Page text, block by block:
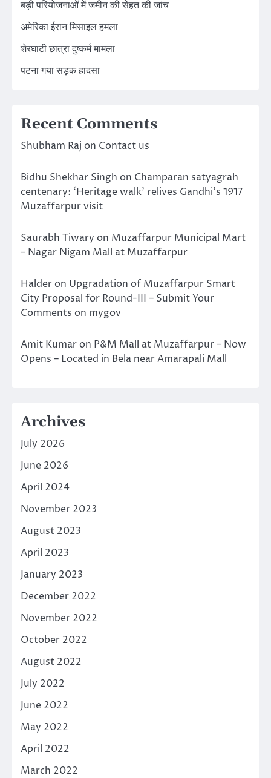
बड़ी परियोजनाओं में जमीन की सेहत की जांच
अमेरिका ईरान मिसाइल हमला
शेरघाटी छात्रा दुष्कर्म मामला
पटना गया सड़क हादसा
Recent Comments
Shubham Raj on Contact us
Bidhu Shekhar Singh on Champaran satyagrah
centenary: ‘Heritage walk’ relives Gandhi’s 1917
Muzaffarpur visit
Saurabh Tiwary on Muzaffarpur Municipal Mart
– Nagar Nigam Mall at Muzaffarpur
Halder on Upgradation of Muzaffarpur Smart
City Proposal for Round-III – Submit Your
Comments on mygov
Amit Kumar on P&M Mall at Muzaffarpur – Now
Opens – Located in Bela near Amarapali Mall
Archives
July 2026
June 2026
April 2024
November 2023
August 2023
April 2023
January 2023
December 2022
November 2022
October 2022
August 2022
July 2022
June 2022
May 2022
April 2022
March 2022